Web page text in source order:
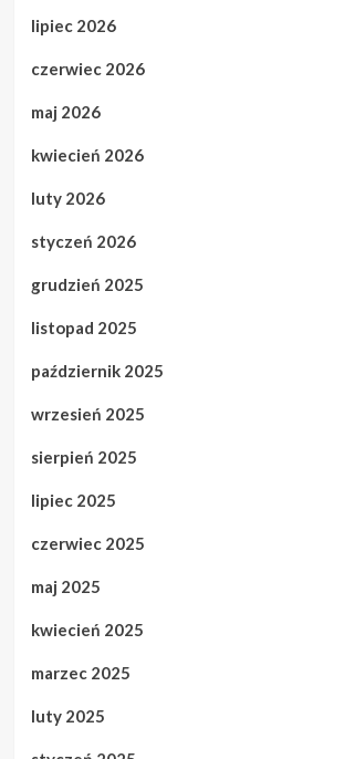
lipiec 2026
czerwiec 2026
maj 2026
kwiecień 2026
luty 2026
styczeń 2026
grudzień 2025
listopad 2025
październik 2025
wrzesień 2025
sierpień 2025
lipiec 2025
czerwiec 2025
maj 2025
kwiecień 2025
marzec 2025
luty 2025